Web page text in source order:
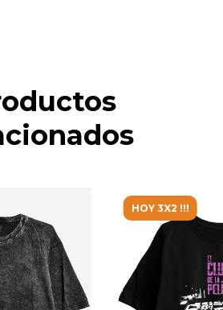
HOY 3X2 !!!